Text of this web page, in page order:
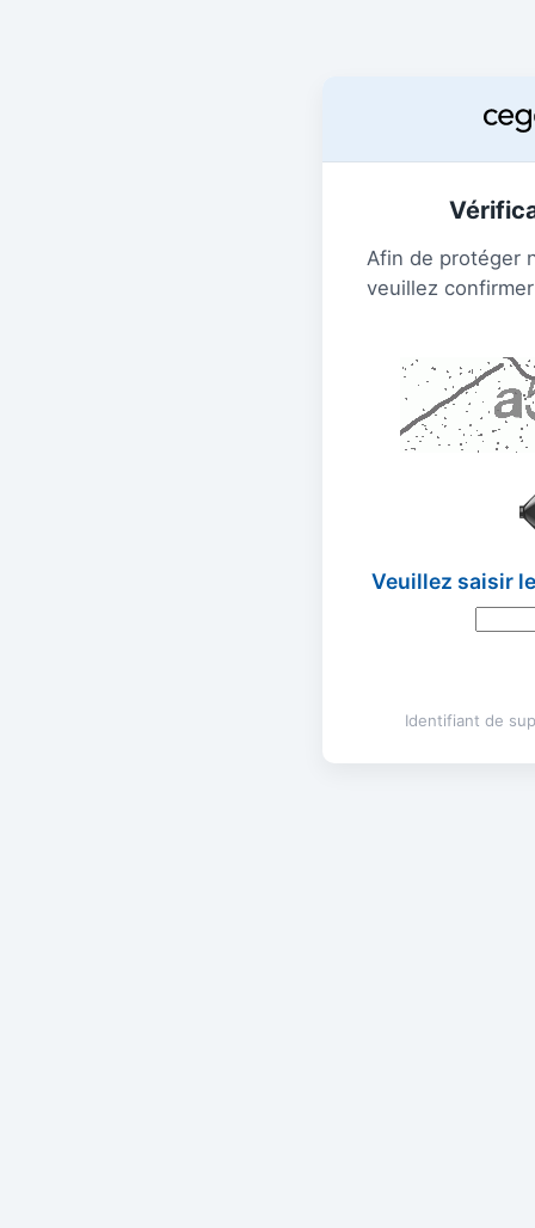
Afin de protéger
veuillez
Veuillez saisir
Identifiant de